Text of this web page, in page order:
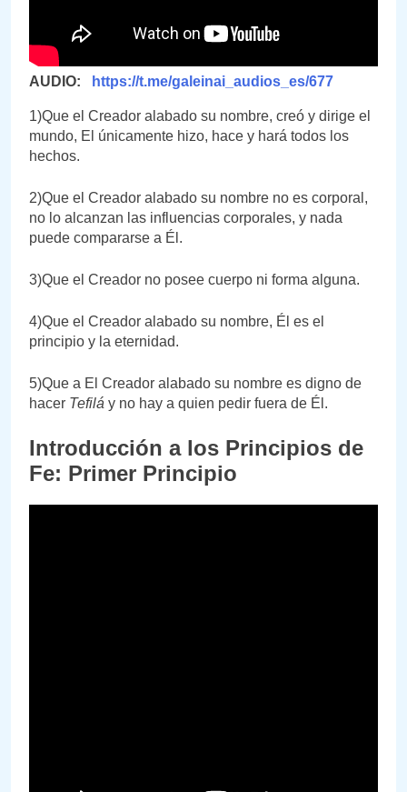
AUDIO: https://t.me/galeinai_audios_es/677
1)Que el Creador alabado su nombre, creó y dirige el
mundo, El únicamente hizo, hace y hará todos los
hechos.
2)Que el Creador alabado su nombre no es corporal,
no lo alcanzan las influencias corporales, y nada
puede compararse a Él.
3)Que el Creador no posee cuerpo ni forma alguna.
4)Que el Creador alabado su nombre, Él es el
principio y la eternidad.
5)Que a El Creador alabado su nombre es digno de
hacer Tefilá y no hay a quien pedir fuera de Él.
Introducción a los Principios de
Fe: Primer Principio